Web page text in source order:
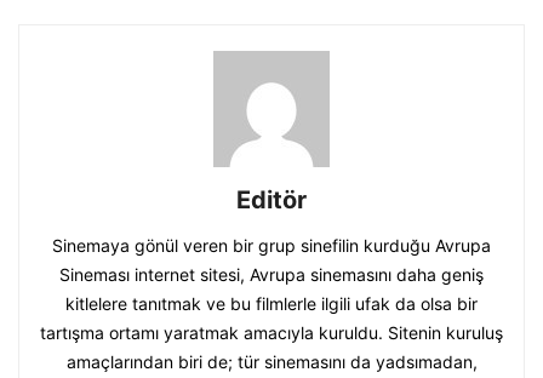
Editör
Sinemaya gönül veren bir grup sinefilin kurduğu Avrupa
Sineması internet sitesi, Avrupa sinemasını daha geniş
kitlelere tanıtmak ve bu filmlerle ilgili ufak da olsa bir
tartışma ortamı yaratmak amacıyla kuruldu. Sitenin kuruluş
amaçlarından biri de; tür sinemasını da yadsımadan,